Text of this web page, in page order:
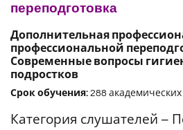
переподготовка
Дополнительная
профессиональной
Современные вопросы
подростков
Срок обучения: 288
Категория слушателей –